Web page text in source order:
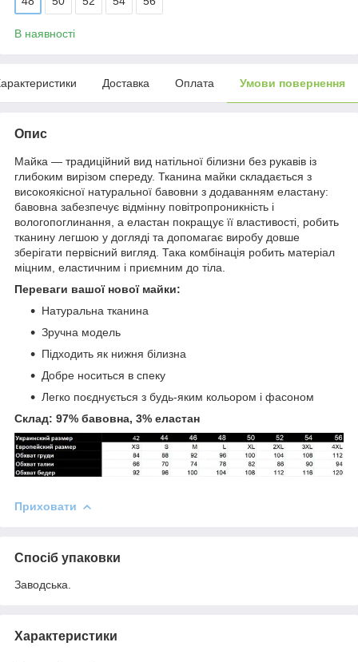
В наявності
Доставка Оплата Умови повернення
Опис
Майка — традиційний вид натільної білизни без рукавів із
глибоким вирізом спереду. Тканина майки складається з
високоякісної натуральної бавовни з додаванням еластану:
бавовна забезпечує відмінну повітропроникність і
вологопоглинання, а еластан покращує її властивості, робить
тканину легшою у догляді та допомагає виробу довше
зберігати первісний вигляд. Така комбінація робить матеріал
міцним, еластичним і приємним до тіла.
Переваги вашої нової майки:
Натуральна тканина
Зручна модель
Підходить як нижня білизна
Добре носиться в спеку
Легко поєднується з будь-яким кольором і фасоном
Склад: 97% бавовна, 3% еластан
Приховати
Спосіб упаковки
Заводська.
Характеристики